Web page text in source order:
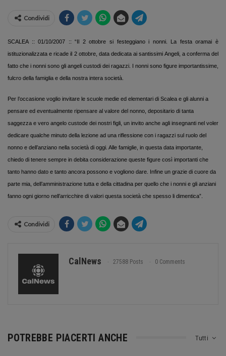
Condividi
SCALEA :: 01/10/2007 :: “Il 2 ottobre si festeggiano i nonni. La festa oramai è
istituzionalizzata e ricade il 2 ottobre, data dedicata ai santissimi Angeli, a conferma del
fatto che i nonni sono gli angeli custodi dei ragazzi. I nonni sono figure importantissime,
fulcro della famiglia e della nostra intera società.
Per l’occasione voglio invitare le scuole medie ed elementari di Scalea e gli alunni a
pensare ed eventualmente ripensare al valore del nonno, depositario di tanta
saggezza e vero angelo custode dei nostri figli, un invito anche agli insegnanti nel voler
dedicare qualche minuto della lezione ad una riflessione con i ragazzi sul ruolo del
nonno e dell’anziano nella società di oggi. Alle famiglie, in questa data importante,
chiedo di tenere sempre in debita considerazione queste figure così importanti che
tanto hanno dato e tanto ancora possono e vogliono dare. Infine un grazie di cuore da
parte mia, dell’amministrazione tutta e della cittadina per quello che i nonni e gli anziani
fanno ogni giorno nell’arricchire di valori questa società che spesso li dimentica”.
Condividi
CalNews 27588 Posts 0 Comments
Tutti
POTREBBE PIACERTI ANCHE